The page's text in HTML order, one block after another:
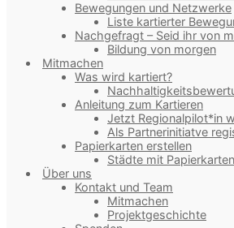
Bewegungen und Netzwerke
Liste kartierter
Nachgefragt – Seid ihr von
Bildung von morgen
Mitmachen
Was wird kartiert?
Anleitung zum Kartieren
Jetzt Regionalpilot*in
Als Partnerinitiatve
Papierkarten erstellen
Städte mit Papierkarten
Über uns
Kontakt und Team
Mitmachen
Projektgeschichte